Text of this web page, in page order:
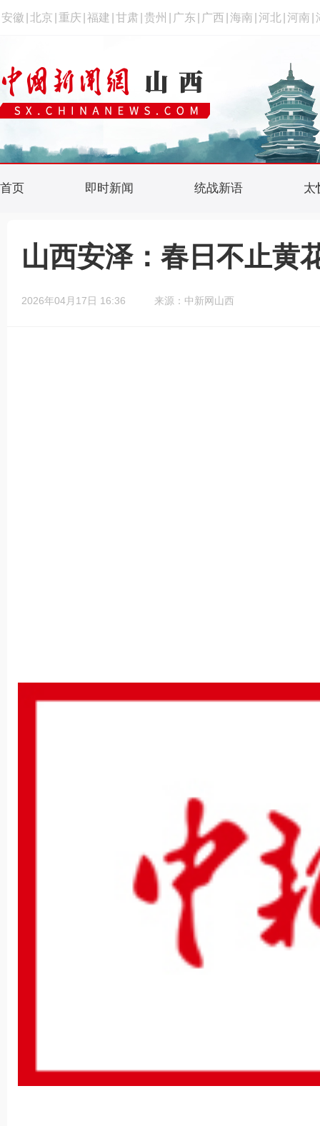
安徽 北京 重庆 福建 甘肃 贵州 广东 广西 海南 河北 河南
首页 即时新闻 统战新语 太
山西安泽：春日不止黄
2026年04月17日 16:36 来源：中新网山西